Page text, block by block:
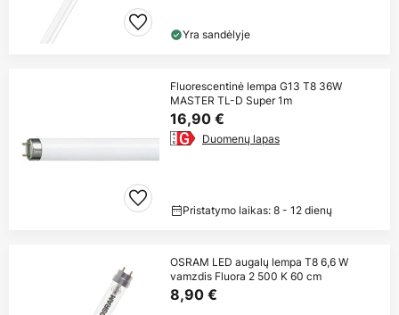
Yra sandėlyje
Fluorescentinė lempa G13 T8 36W
MASTER TL-D Super 1m
16,90 €
Duomenų lapas
Pristatymo laikas: 8 - 12 dienų
OSRAM LED augalų lempa T8 6,6 W
vamzdis Fluora 2 500 K 60 cm
8,90 €